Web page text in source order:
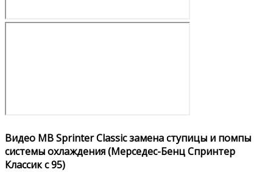
Видео MB Sprinter Classic замена ступицы и помпы
системы охлаждения (Мерседес-Бенц Спринтер
Классик с 95)